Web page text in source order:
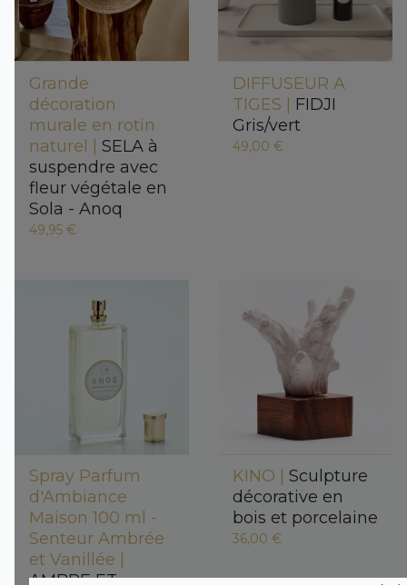
Grande
décoration
murale en rotin
naturel | SELA à
suspendre avec
fleur végétale en
Sola - Anoq
49,95 €
DIFFUSEUR A
TIGES | FIDJI
Gris/vert
49,00 €
Spray Parfum
d'Ambiance
Maison 100 ml -
Senteur Ambrée
et Vanillée |
AMBRE ET
KINO | Sculpture
décorative en
bois et porcelaine
36,00 €